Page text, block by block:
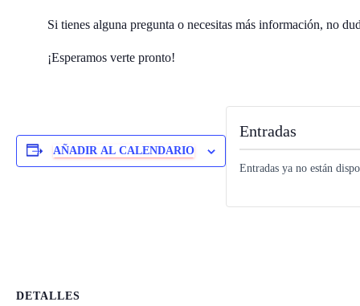
Si tienes alguna pregunta o necesitas más información, no
¡Esperamos verte pronto!
AÑADIR AL CALENDARIO
DETALLES
Entradas
Entradas ya no están